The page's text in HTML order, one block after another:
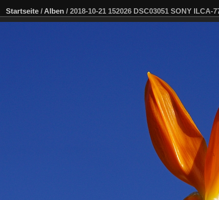
Startseite / Alben / 2018-10-21 152026 DSC03051 SONY ILCA-